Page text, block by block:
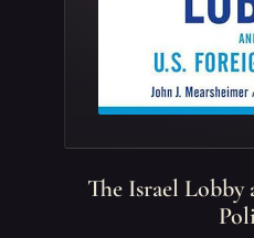
The Israel Lobby